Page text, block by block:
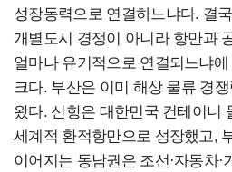
성장동력으로 연결하느냐다. 결
개별도시 경쟁이 아니라 항만과
얼마나 유기적으로 연결되느냐
크다. 부산은 이미 해상 물류 경
왔다. 신항은 대한민국 컨테이너
세계적 환적항만으로 성장했고,
이어지는 동남권은 조선·자동차·